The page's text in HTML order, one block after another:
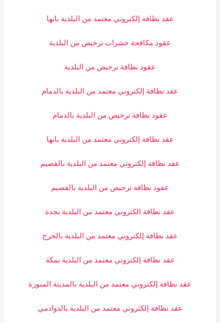
عقد نظافة إلكتروني معتمد من البلدية بابها
عقود مكافحة حشرات ترخيص من البلدية
عقود نظافة ترخيص من البلدية
عقد نظافة إلكتروني معتمد من البلدية بالدمام
عقود نظافة ترخيص من البلدية بالدمام
عقد نظافة إلكتروني معتمد من البلدية بابها
عقد نظافة إلكتروني معتمد من البلدية بالقصيم
عقود نظافة ترخيص من البلدية بالقصيم
عقد نظافة الكتروني معتمد من البلدية بجدة
عقد نظافة إلكتروني معتمد من البلدية بالخرج
عقد نظافة إلكتروني معتمد من البلدية بمكة
عقد نظافة إلكتروني معتمد من البلدية بالمدينة المنورة
عقد نظافة إلكتروني معتمد من البلدية بالدوادمي